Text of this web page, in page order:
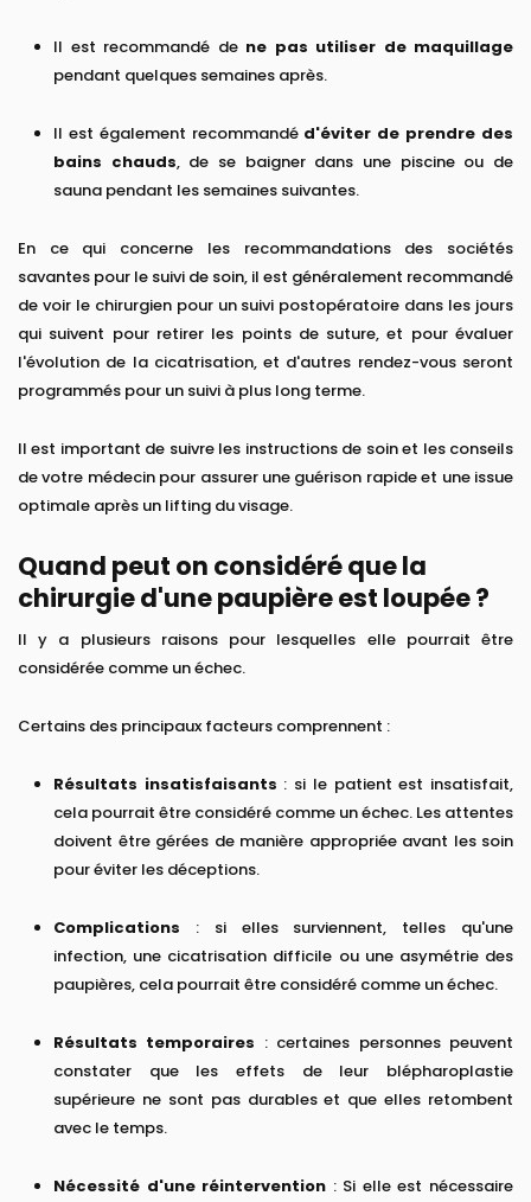
Il est recommandé de ne pas utiliser de maquillage
pendant quelques semaines après.
Il est également recommandé d'éviter de prendre des
bains chauds, de se baigner dans une piscine ou de
sauna pendant les semaines suivantes.
En ce qui concerne les recommandations des sociétés
savantes pour le suivi de soin, il est généralement recommandé
de voir le chirurgien pour un suivi postopératoire dans les jours
qui suivent pour retirer les points de suture, et pour évaluer
l'évolution de la cicatrisation, et d'autres rendez-vous seront
programmés pour un suivi à plus long terme.
Il est important de suivre les instructions de soin et les conseils
de votre médecin pour assurer une guérison rapide et une issue
optimale après un lifting du visage.
Quand peut on considéré que la
chirurgie d'une paupière est loupée ?
Il y a plusieurs raisons pour lesquelles elle pourrait être
considérée comme un échec.
Certains des principaux facteurs comprennent :
Résultats insatisfaisants : si le patient est insatisfait,
cela pourrait être considéré comme un échec. Les attentes
doivent être gérées de manière appropriée avant les soin
pour éviter les déceptions.
Complications : si elles surviennent, telles qu'une
infection, une cicatrisation difficile ou une asymétrie des
paupières, cela pourrait être considéré comme un échec.
Résultats temporaires : certaines personnes peuvent
constater que les effets de leur blépharoplastie
supérieure ne sont pas durables et que elles retombent
avec le temps.
Nécessité d'une réintervention : Si elle est nécessaire